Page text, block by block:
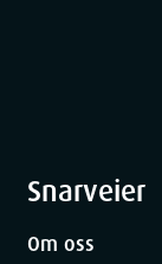
Snarveier
Om oss